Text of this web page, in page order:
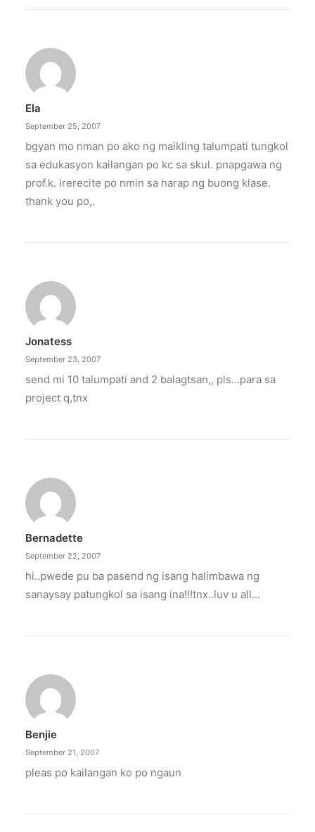
Ela
September 25, 2007
bgyan mo nman po ako ng maikling talumpati tungkol
sa edukasyon kailangan po kc sa skul. pnapgawa ng
prof.k. irerecite po nmin sa harap ng buong klase.
thank you po,.
Jonatess
September 23, 2007
send mi 10 talumpati and 2 balagtsan,, pls…para sa
project q,tnx
Bernadette
September 22, 2007
hi..pwede pu ba pasend ng isang halimbawa ng
sanaysay patungkol sa isang ina!!!tnx..luv u all…
Benjie
September 21, 2007
pleas po kailangan ko po ngaun